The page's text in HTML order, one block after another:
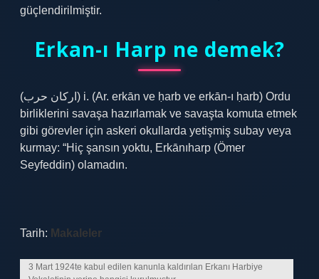
güçlendirilmiştir.
Erkan-ı Harp ne demek?
(ﺍﺭﻛﺎﻥ ﺣﺮﺏ) i. (Ar. erkān ve ḥarb ve erkān-ı ḥarb) Ordu
birliklerini savaşa hazırlamak ve savaşta komuta etmek
gibi görevler için askeri okullarda yetişmiş subay veya
kurmay: “Hiç şansın yoktu, Erkānıharp (Ömer
Seyfeddin) olamadın.
Tarih: Makaleler
3 Mart 1924te kabul edilen kanunla kaldırılan Erkanı Harbiye